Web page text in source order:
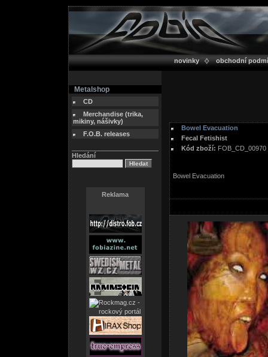
novinky obchodní
Metalshop
CD
Merchandise (trika,
mikiny, nášivky)
F.O.B. releases
Hledání
Reklama
Bowel Evacuation
Fecal Fetishist
Kód zboží: FOB_CD_00970
Bowel Evacuation